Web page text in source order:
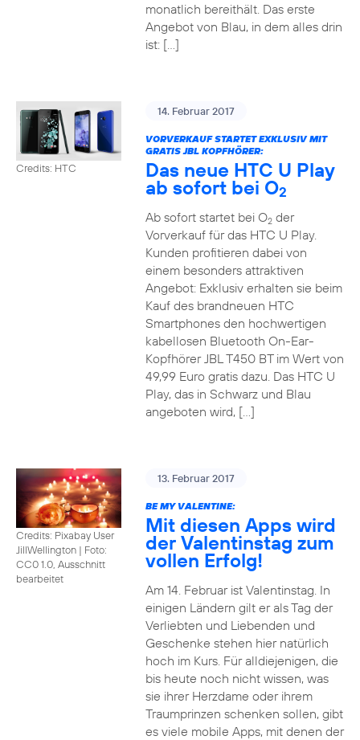
monatlich bereithält. Das erste
Angebot von Blau, in dem alles drin
ist: […]
Credits: HTC
14. Februar 2017
VORVERKAUF STARTET EXKLUSIV MIT
GRATIS JBL KOPFHÖRER:
Das neue HTC U Play
ab sofort bei O2
Ab sofort startet bei O2der
Vorverkauf für das HTC U Play.
Kunden profitieren dabei von
einem besonders attraktiven
Angebot: Exklusiv erhalten sie beim
Kauf des brandneuen HTC
Smartphones den hochwertigen
kabellosen Bluetooth On-Ear-
Kopfhörer JBL T450 BT im Wert von
49,99 Euro gratis dazu. Das HTC U
Play, das in Schwarz und Blau
angeboten wird, […]
Credits: Pixabay User
JillWellington | Foto:
CC0 1.0, Ausschnitt
bearbeitet
13. Februar 2017
BE MY VALENTINE:
Mit diesen Apps wird
der Valentinstag zum
vollen Erfolg!
Am 14. Februar ist Valentinstag. In
einigen Ländern gilt er als Tag der
Verliebten und Liebenden und
Geschenke stehen hier natürlich
hoch im Kurs. Für alldiejenigen, die
bis heute noch nicht wissen, was
sie ihrer Herzdame oder ihrem
Traumprinzen schenken sollen, gibt
es viele mobile Apps, mit denen der